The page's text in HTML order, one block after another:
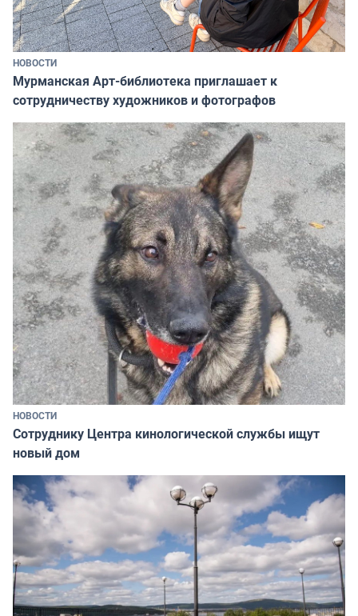
НОВОСТИ
Мурманская Арт-библиотека приглашает к
сотрудничеству художников и фотографов
НОВОСТИ
Сотруднику Центра кинологической службы ищут
новый дом